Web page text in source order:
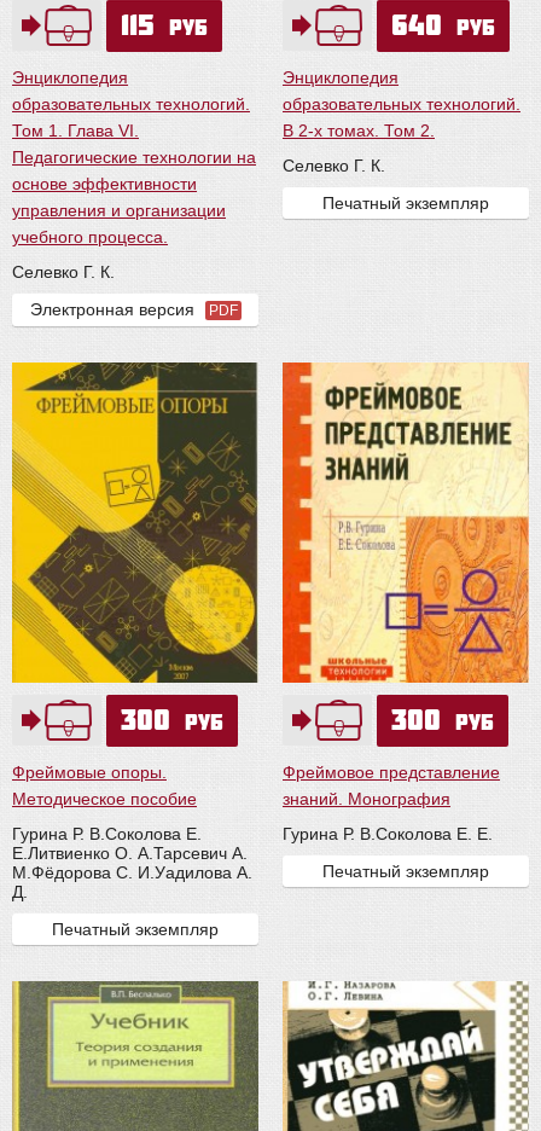
115 руб
Энциклопедия
образовательных технологий.
Том 1. Глава VI.
Педагогические технологии на
основе эффективности
управления и организации
учебного процесса.
Селевко Г. К.
Электронная версия
PDF
640 руб
Энциклопедия
образовательных технологий.
В 2-х томах. Том 2.
Селевко Г. К.
Печатный экземпляр
300 руб
Фреймовые опоры.
Методическое пособие
Гурина Р. В. Соколова Е.
Е. Литвиенко О. А. Тарсевич А.
М. Фёдорова С. И. Уадилова А.
Д.
Печатный экземпляр
300 руб
Фреймовое представление
знаний. Монография
Гурина Р. В. Соколова Е. Е.
Печатный экземпляр